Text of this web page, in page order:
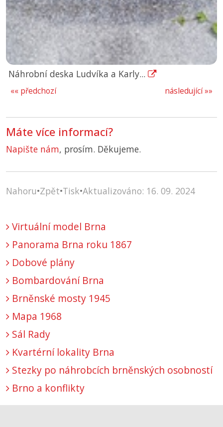
Náhrobní deska Ludvíka a Karly...
následující »»
«« předchozí
Máte více informací?
Napište nám, prosím. Děkujeme.
Nahoru•Zpět•Tisk•Aktualizováno: 16. 09. 2024
Virtuální model Brna
Panorama Brna roku 1867
Dobové plány
Bombardování Brna
Brněnské mosty 1945
Mapa 1968
Sál Rady
Kvartérní lokality Brna
Stezky po náhrobcích brněnských osobností
Brno a konflikty